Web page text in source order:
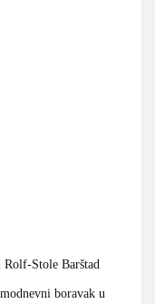
Stole Barštad
boravak u